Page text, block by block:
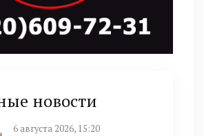
новости
6 августа 2026, 15:20